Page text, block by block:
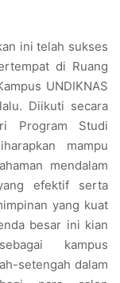
ini telah sukses
di Ruang
UNDIKNAS
Diikuti secara
Program Studi
mampu
mendalam
efektif serta
yang kuat
besar ini kian
kampus
setengah dalam